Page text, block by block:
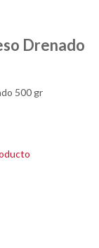
Drenado
500 gr